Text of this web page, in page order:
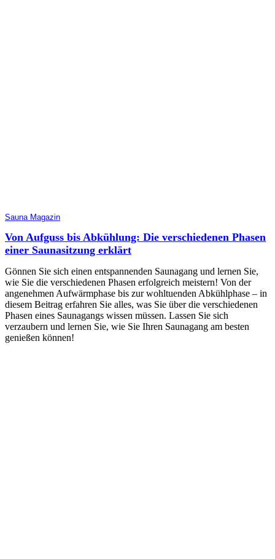
Sauna Magazin
Von Aufguss bis Abkühlung: Die verschiedenen Phasen
einer Saunasitzung erklärt
Gönnen Sie sich einen entspannenden Saunagang und lernen Sie,
wie Sie die verschiedenen Phasen erfolgreich meistern! Von der
angenehmen Aufwärmphase bis zur wohltuenden Abkühlphase – in
diesem Beitrag erfahren Sie alles, was Sie über die verschiedenen
Phasen eines Saunagangs wissen müssen. Lassen Sie sich
verzaubern und lernen Sie, wie Sie Ihren Saunagang am besten
genießen können!